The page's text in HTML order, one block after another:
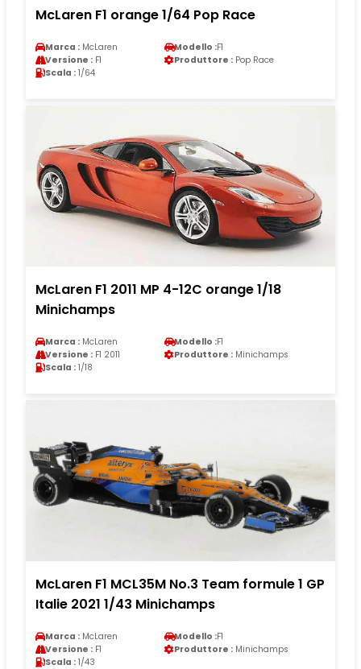
McLaren F1 orange 1/64 Pop Race
Marca : McLaren Modello :F1
Versione : F1 Produttore : Pop Race
Scala : 1/64
McLaren F1 2011 MP 4-12C orange 1/18
Minichamps
Marca : McLaren Modello :F1
Versione : F1 2011 Produttore : Minichamps
Scala : 1/18
McLaren F1 MCL35M No.3 Team formule 1 GP
Italie 2021 1/43 Minichamps
Marca : McLaren Modello :F1
Versione : F1 Produttore : Minichamps
Scala : 1/43